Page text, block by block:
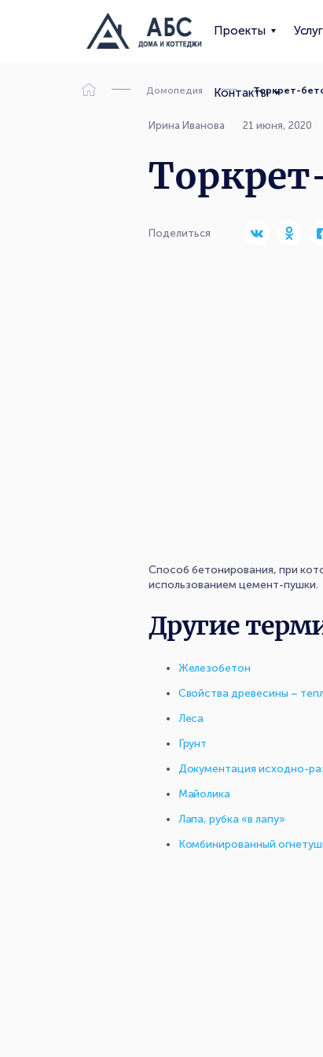
Проекты
Контакты
Домопедия Торкрет-
Ирина Иванова 21 июня, 2020
Поделиться
Способ бетонирования, при
использованием цемент-пушки.
Другие
Железобетон
Свойства древесины –
Леса
Грунт
Документация исходно-
Майолика
Лапа, рубка «в лапу»
Комбинированный